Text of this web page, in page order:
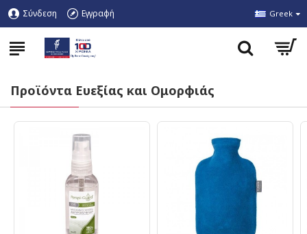
Σύνδεση Εγγραφή Greek
Προϊόντα Ευεξίας και Ομορφιάς